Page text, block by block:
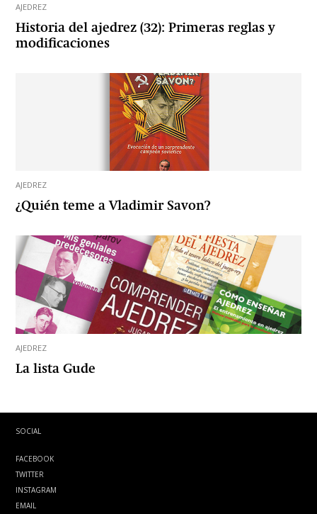
AJEDREZ
Historia del ajedrez (32): Primeras reglas y
modificaciones
AJEDREZ
¿Quién teme a Vladimir Savon?
AJEDREZ
La lista Gude
SOCIAL
FACEBOOK
TWITTER
INSTAGRAM
EMAIL